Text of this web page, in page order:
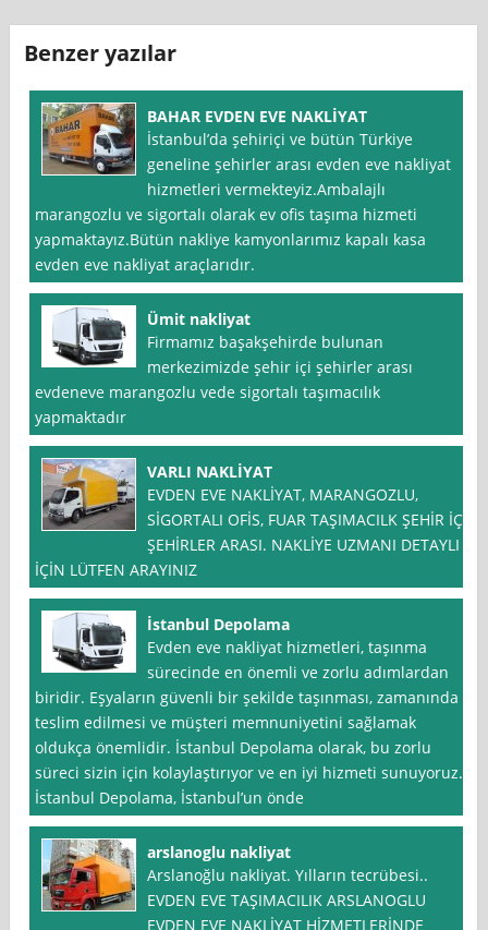
Benzer yazılar
BAHAR EVDEN EVE NAKLİYAT
İstanbul’da şehiriçi ve bütün Türkiye
geneline şehirler arası evden eve nakliyat
hizmetleri vermekteyiz.Ambalajlı
marangozlu ve sigortalı olarak ev ofis taşıma hizmeti
yapmaktayız.Bütün nakliye kamyonlarımız kapalı kasa
evden eve nakliyat araçlarıdır.
Ümit nakliyat
Firmamız başakşehirde bulunan
merkezimizde şehir içi şehirler arası
evdeneve marangozlu vede sigortalı taşımacılık
yapmaktadır
VARLI NAKLİYAT
EVDEN EVE NAKLİYAT, MARANGOZLU,
SİGORTALI OFİS, FUAR TAŞIMACILK ŞEHİR İÇİ
ŞEHİRLER ARASI. NAKLİYE UZMANI DETAYLI
İÇİN LÜTFEN ARAYINIZ
İstanbul Depolama
Evden eve nakliyat hizmetleri, taşınma
sürecinde en önemli ve zorlu adımlardan
biridir. Eşyaların güvenli bir şekilde taşınması, zamanında
teslim edilmesi ve müşteri memnuniyetini sağlamak
oldukça önemlidir. İstanbul Depolama olarak, bu zorlu
süreci sizin için kolaylaştırıyor ve en iyi hizmeti sunuyoruz.
İstanbul Depolama, İstanbul’un önde
arslanoglu nakliyat
Arslanoğlu nakliyat. Yılların tecrübesi..
EVDEN EVE TAŞIMACILIK ARSLANOGLU
EVDEN EVE NAKLİYAT HİZMETLERİNDE